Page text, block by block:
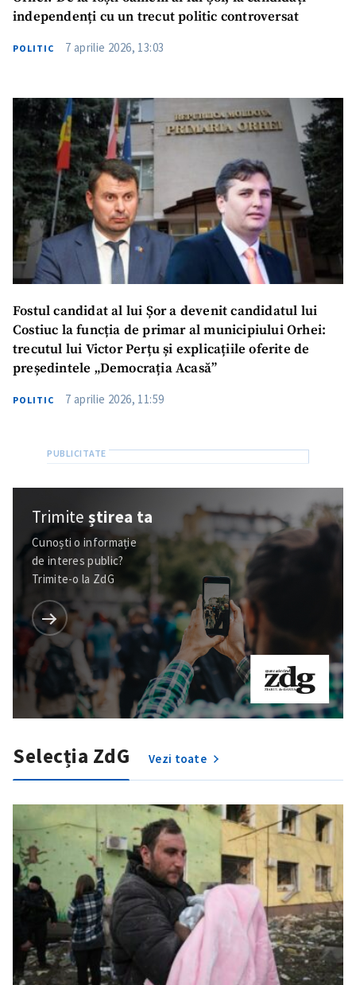
independenți cu un trecut politic controversat
POLITIC 7 aprilie 2026, 13:03
Fostul candidat al lui Șor a devenit candidatul lui
Costiuc la funcția de primar al municipiului Orhei:
trecutul lui Victor Perțu și explicațiile oferite de
președintele „Democrația Acasă”
POLITIC 7 aprilie 2026, 11:59
Trimiteștirea ta
Cunoști o informație
de interes public?
Trimite-o la ZdG
Selecția ZdG Vezi toate